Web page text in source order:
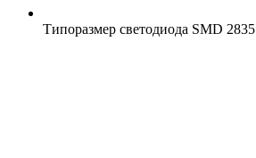
Типоразмер светодиода SMD 2835